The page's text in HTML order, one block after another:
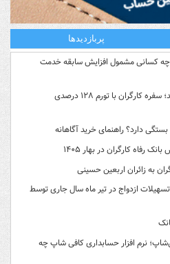
پربازدیدها
چه کسانی مشمول افزایش سابقه خدمت
فریبِ «کاهش شتاب تورم» را نخورید؛ سفره کارگران با تورم ۱۲۸ درصدی
دارد؟ راهنمای خرید آگاهانه
به زائران اربعین حسینی
میلیارد ریال تسهیلات ازدواج در تیر ماه سال جاری توسط
نرم افزار حسابداری کافی شاپ چه